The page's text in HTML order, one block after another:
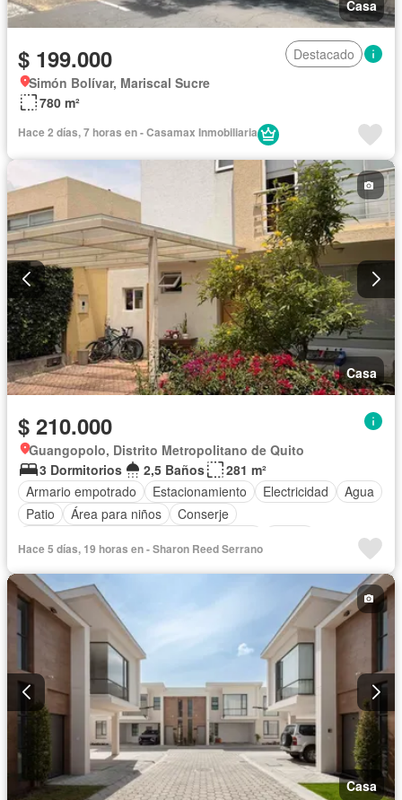
Casa
$ 199.000
Destacado
Simón Bolívar, Mariscal Sucre
780 m²
Hace 2 días, 7 horas en - Casamax Inmobiliaria
Casa
$ 210.000
Guangopolo, Distrito Metropolitano de Quito
3 Dormitorios
2,5 Baños
281 m²
Armario empotrado
Estacionamiento Electricidad
Agua
Patio
Área para niños
Conserje
Garita de guardianía
Seguridad Sin amoblar
Hace 5 días, 19 horas en - Sharon Reed Serrano
Casa